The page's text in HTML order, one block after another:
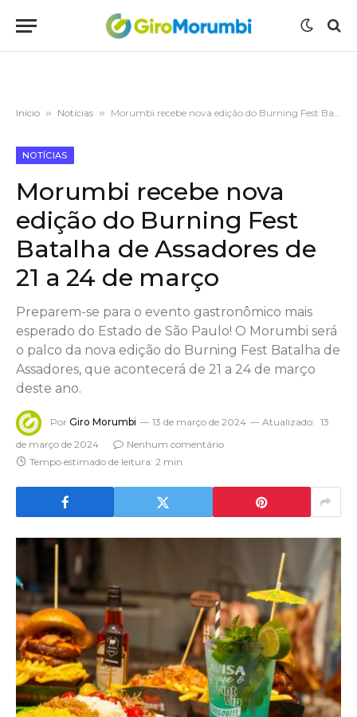
Início » Notícias » Morumbi recebe nova edição do Burning Fest Batalha de Assadores de 21 a 24 de março
NOTÍCIAS
Morumbi recebe nova
edição do Burning Fest
Batalha de Assadores de
21 a 24 de março
Preparem-se para o evento gastronômico mais
esperado do Estado de São Paulo! O Morumbi será
o palco da nova edição do Burning Fest Batalha de
Assadores, que acontecerá de 21 a 24 de março
deste ano.
Por Giro Morumbi 13 de março de 2024 Atualizado: 13
de março de 2024
Nenhum comentário
Tempo estimado de leitura: 2 min